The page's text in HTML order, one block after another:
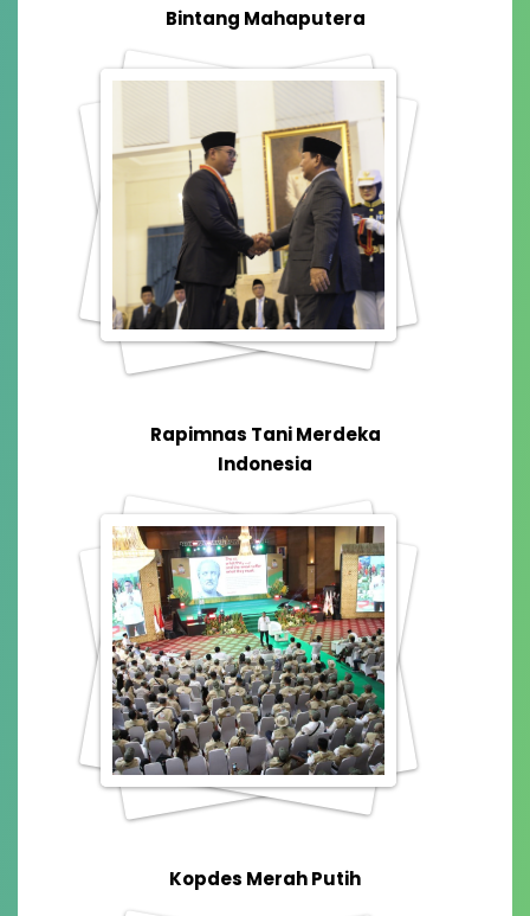
Bintang Mahaputera
Rapimnas Tani Merdeka
Indonesia
Kopdes Merah Putih